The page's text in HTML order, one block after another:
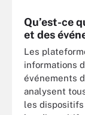
Qu’est-ce
et des
Les
informations
événements
analysent
les